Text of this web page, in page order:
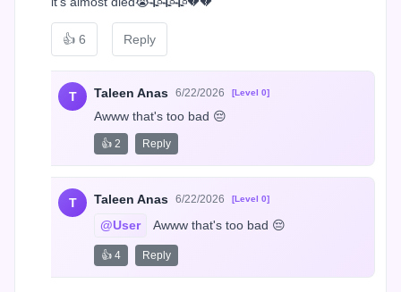
👍 6 Reply
T Taleen Anas 6/22/2026 [Level 0]
Awww that's too bad 😔
👍 2 Reply
T Taleen Anas 6/22/2026 [Level 0]
@User Awww that's too bad 😔
👍 4 Reply